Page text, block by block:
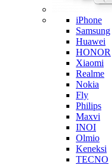
iPhone
Samsung
Huawei
HONOR
Xiaomi
Realme
Nokia
Fly
Philips
Maxvi
INOI
Olmio
Keneksi
TECNO